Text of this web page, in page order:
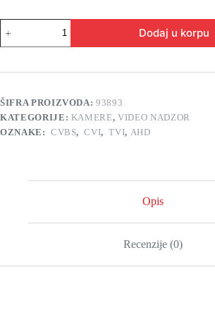
66.240 rsd.
Dahua
SD49225I-
HC
količina
Dodaj u korpu
ŠIFRA PROIZVODA:93893
KATEGORIJE: KAMERE,VIDEO NADZOR
OZNAKE: CVBS, CVI, TVI, AHD
Opis
Recenzije (0)